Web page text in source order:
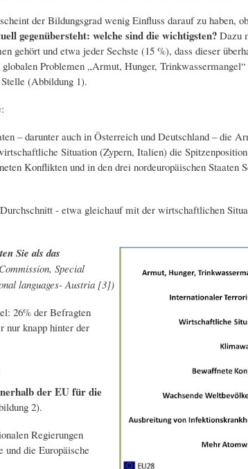
der Bildungsgrad wenig Einfluss darauf zu haben,
gegenübersteht: welche sind die wichtigsten?Dazu
gehört und etwa jeder Sechste (15 %), dass dieser
Problemen „Armut, Hunger,
(Abbildung 1).
– darunter auch in Österreich und Deutschland – die
Situation (Zypern, Italien) die
Konflikten und in den drei nordeuropäischen Staaten
- etwa gleichauf mit der wirtschaftlichen
Sie als das
Special
languages- Austria [3])
26% der Befragten
nur knapp hinter der
der EU für die
2).
Regierungen
die Europäische